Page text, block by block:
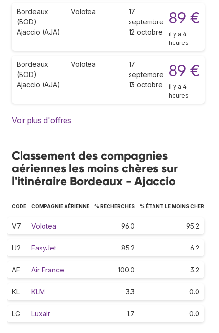
Bordeaux
(BOD)
Ajaccio (AJA)
Volotea
17
septembre
12 octobre
89 €
il y a 4
heures
Bordeaux
(BOD)
Ajaccio (AJA)
Volotea
17
septembre
13 octobre
89 €
il y a 4
heures
Voir plus d'offres
Classement des compagnies
aériennes les moins chères sur
l'itinéraire Bordeaux - Ajaccio
CODE COMPAGNIE AÉRIENNE % RECHERCHES % ÉTANT LE MOINS CHER
V7 Volotea 96.0 95.2
U2 EasyJet 85.2 6.2
AF Air France 100.0 3.2
KL KLM 3.3 0.0
LG Luxair 1.7 0.0